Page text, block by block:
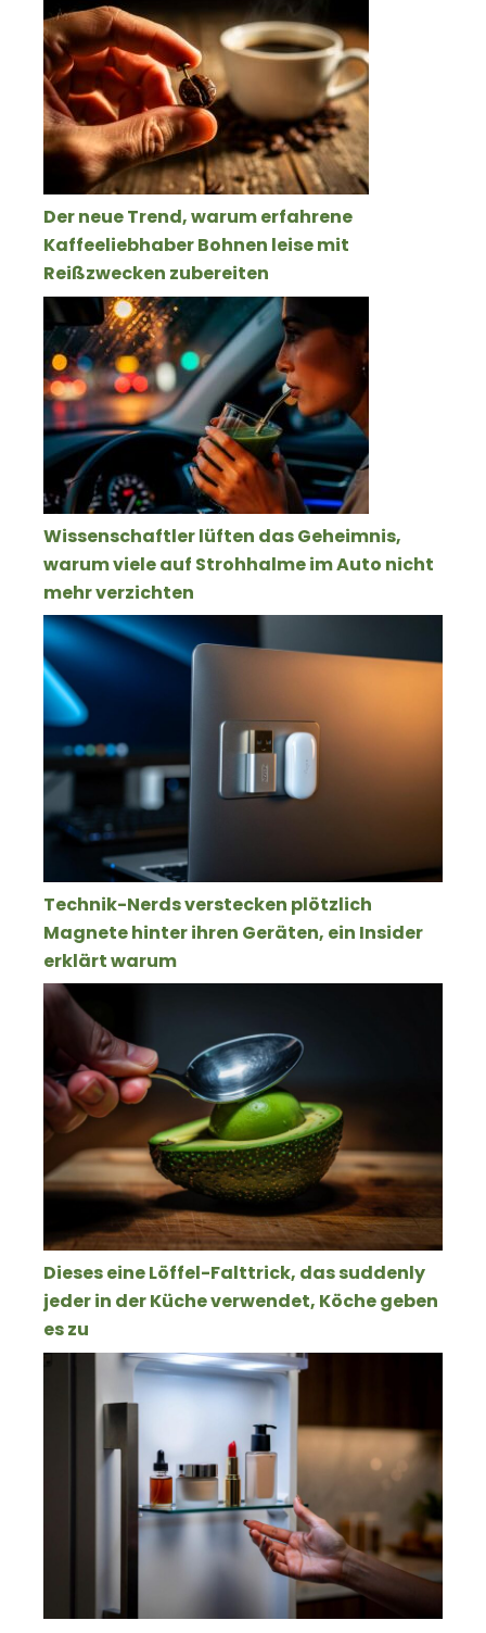
Der neue Trend, warum erfahrene
Kaffeeliebhaber Bohnen leise mit
Reißzwecken zubereiten
Wissenschaftler lüften das Geheimnis,
warum viele auf Strohhalme im Auto nicht
mehr verzichten
Technik-Nerds verstecken plötzlich
Magnete hinter ihren Geräten, ein Insider
erklärt warum
Dieses eine Löffel-Falttrick, das suddenly
jeder in der Küche verwendet, Köche geben
es zu